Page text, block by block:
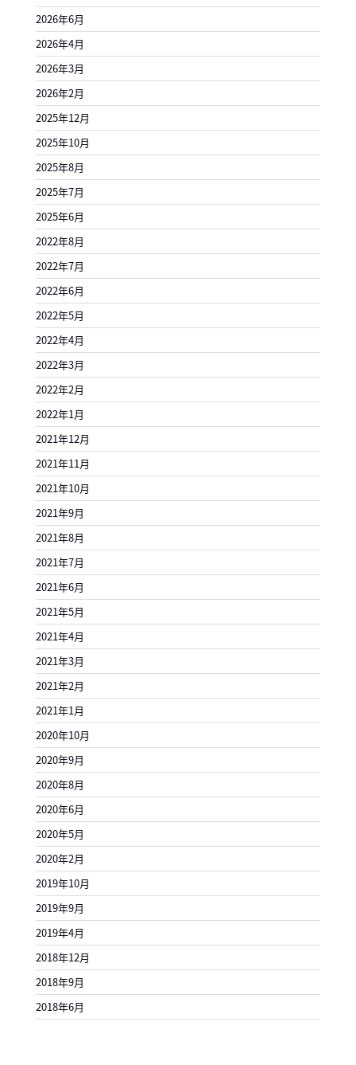
2026年6月
2026年4月
2026年3月
2026年2月
2025年12月
2025年10月
2025年8月
2025年7月
2025年6月
2022年8月
2022年7月
2022年6月
2022年5月
2022年4月
2022年3月
2022年2月
2022年1月
2021年12月
2021年11月
2021年10月
2021年9月
2021年8月
2021年7月
2021年6月
2021年5月
2021年4月
2021年3月
2021年2月
2021年1月
2020年10月
2020年9月
2020年8月
2020年6月
2020年5月
2020年2月
2019年10月
2019年9月
2019年4月
2018年12月
2018年9月
2018年6月